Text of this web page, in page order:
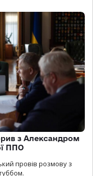
з Александром
ППО
провів розмову з